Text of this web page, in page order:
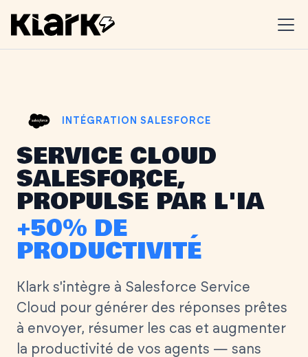
INTÉGRATION SALESFORCE
SERVICE CLOUD
SALESFORCE,
PROPULSÉ PAR L'IA
+50% DE
PRODUCTIVITÉ
Klark s'intègre à Salesforce Service
Cloud pour générer des réponses prêtes
à envoyer, résumer les cas et augmenter
la productivité de vos agents — sans